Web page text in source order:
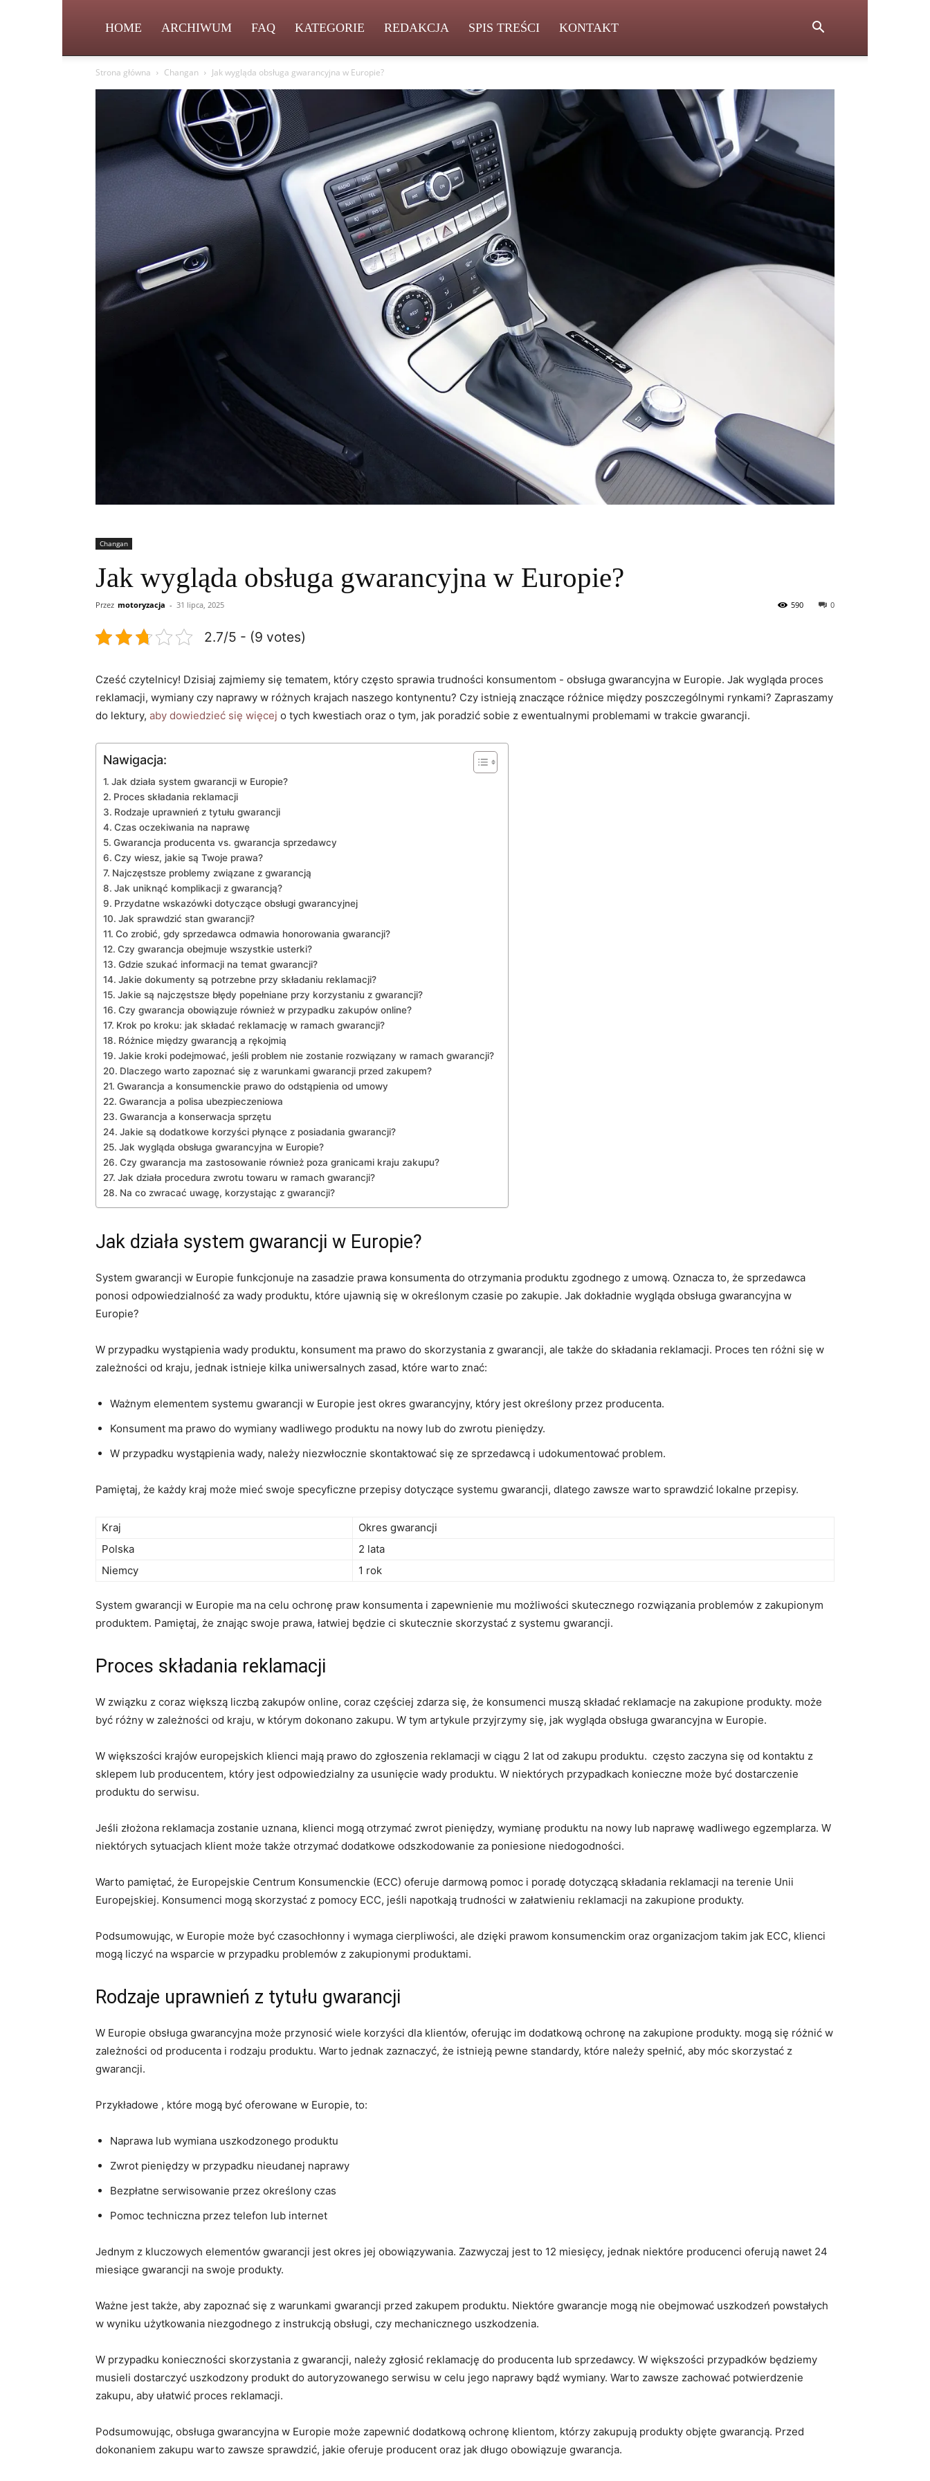
HOME ARCHIWUM FAQ KATEGORIE REDAKCJA SPIS TREŚCI KONTAKT
Strona główna Changan Jak wygląda obsługa gwarancyjna w Europie?
Changan
Jak wygląda obsługa gwarancyjna w Europie?
Przez motoryzacja - 31 lipca, 2025 0
590
2.7/5 - (9 votes)
Cześć czytelnicy! Dzisiaj zajmiemy się​ tematem, który często sprawia trudności⁣ konsumentom ‌- obsługa gwarancyjna w Europie. Jak wygląda proces ​
reklamacji, wymiany‌ czy naprawy w różnych krajach naszego kontynentu? Czy istnieją znaczące różnice między poszczególnymi rynkami? Zapraszamy
do lektury, aby dowiedzieć się więcej o tych kwestiach oraz o tym, jak poradzić sobie z ewentualnymi problemami ‌w trakcie gwarancji.
Nawigacja:
Jak działa system gwarancji ⁤w Europie?
Proces składania reklamacji
Rodzaje⁣ uprawnień z tytułu⁢ gwarancji
Czas oczekiwania na naprawę
Gwarancja ⁣producenta vs. gwarancja sprzedawcy
Czy wiesz, jakie są Twoje prawa?
Najczęstsze problemy związane z gwarancją
Jak uniknąć komplikacji z gwarancją?
Przydatne wskazówki dotyczące obsługi gwarancyjnej
Jak sprawdzić stan gwarancji?
Co zrobić, gdy sprzedawca odmawia honorowania gwarancji?
Czy gwarancja obejmuje wszystkie usterki?
Gdzie szukać informacji na temat gwarancji?
Jakie dokumenty są potrzebne przy składaniu reklamacji?
Jakie są najczęstsze błędy popełniane przy korzystaniu z gwarancji?
Czy gwarancja obowiązuje również w ⁢przypadku zakupów online?
Krok po kroku: jak składać ⁤reklamację w ramach gwarancji?
Różnice między gwarancją a rękojmią
Jakie kroki podejmować, jeśli problem nie zostanie ⁤rozwiązany w ramach gwarancji?
Dlaczego warto zapoznać się z warunkami gwarancji przed zakupem?
Gwarancja a konsumenckie prawo do odstąpienia od umowy
Gwarancja a polisa ubezpieczeniowa
Gwarancja a konserwacja sprzętu
Jakie są dodatkowe korzyści płynące z posiadania ⁤gwarancji?
Jak wygląda obsługa gwarancyjna w Europie?
Czy gwarancja⁤ ma zastosowanie również poza granicami kraju zakupu?
Jak działa ⁤procedura zwrotu towaru w ramach gwarancji?
Na co zwracać uwagę, korzystając z⁢ gwarancji?
Jak działa system gwarancji ⁤w Europie?
System gwarancji w Europie funkcjonuje⁣ na zasadzie prawa konsumenta do ‌otrzymania produktu zgodnego ⁢z umową. Oznacza to, że sprzedawca
ponosi odpowiedzialność za wady produktu,⁢ które ujawnią się w ⁤określonym czasie po zakupie. Jak dokładnie wygląda obsługa gwarancyjna w⁤
Europie?
W przypadku wystąpienia wady⁢ produktu, konsument ma ‌prawo do skorzystania z gwarancji, ale⁣ także do składania reklamacji.‌ Proces ten różni się w
zależności od kraju, jednak istnieje kilka uniwersalnych zasad, które warto znać:
Ważnym ​elementem ⁤systemu gwarancji w Europie jest okres gwarancyjny, który ⁣jest określony przez producenta.
Konsument ma prawo do⁣ wymiany wadliwego produktu na nowy lub do zwrotu pieniędzy.
W przypadku wystąpienia wady,⁤ należy niezwłocznie skontaktować się ze sprzedawcą i udokumentować problem.
Pamiętaj, że każdy kraj może mieć swoje specyficzne przepisy dotyczące systemu gwarancji, dlatego zawsze warto sprawdzić lokalne przepisy.
Kraj
Okres gwarancji
Polska
2 lata
Niemcy
1 rok
System gwarancji w Europie ma na celu ochronę praw konsumenta i​ zapewnienie mu możliwości skutecznego rozwiązania problemów z ‌zakupionym
produktem. Pamiętaj, że znając swoje prawa, łatwiej będzie ci skutecznie skorzystać z systemu gwarancji.
Proces składania reklamacji
W związku z coraz większą⁣ liczbą zakupów⁣ online, coraz częściej zdarza się, że konsumenci muszą składać reklamacje na zakupione produkty. może
być różny w zależności⁢ od kraju, w którym dokonano zakupu. W tym artykule przyjrzymy się, ⁣jak wygląda​ obsługa gwarancyjna w Europie.
W większości krajów europejskich ‍klienci​ mają prawo do zgłoszenia reklamacji w ciągu 2 lat od zakupu produktu. ⁣ często zaczyna ‌się od kontaktu z
sklepem lub ⁣producentem, który jest odpowiedzialny za usunięcie wady ​produktu. W niektórych przypadkach konieczne może ‍być dostarczenie
produktu do⁣ serwisu.
Jeśli złożona reklamacja zostanie uznana, klienci mogą otrzymać zwrot pieniędzy, wymianę produktu na nowy lub naprawę wadliwego egzemplarza. W
niektórych sytuacjach⁣ klient może także otrzymać⁢ dodatkowe odszkodowanie za poniesione niedogodności.
Warto pamiętać, że Europejskie Centrum Konsumenckie (ECC) oferuje darmową pomoc i poradę dotyczącą składania reklamacji na terenie Unii
Europejskiej. Konsumenci ⁢mogą skorzystać ⁤z ​pomocy ECC, jeśli napotkają trudności w załatwieniu reklamacji na zakupione produkty.
Podsumowując, ‌w Europie może być czasochłonny i wymaga‍ cierpliwości, ale​ dzięki prawom konsumenckim oraz organizacjom takim jak ECC, klienci
mogą liczyć ⁢na wsparcie w przypadku problemów z zakupionymi produktami.
Rodzaje⁣ uprawnień z tytułu⁢ gwarancji
W Europie obsługa gwarancyjna może przynosić wiele korzyści dla klientów, oferując im dodatkową ochronę na zakupione produkty. mogą się różnić w
zależności od producenta i rodzaju produktu. Warto jednak zaznaczyć, że istnieją pewne standardy, które należy ⁤spełnić, aby móc skorzystać z
gwarancji.
Przykładowe⁤ , które mogą być oferowane ‍w Europie, ⁤to:
Naprawa lub ⁣wymiana uszkodzonego ⁤produktu
Zwrot pieniędzy‍ w przypadku nieudanej naprawy
Bezpłatne ‌serwisowanie przez określony czas
Pomoc techniczna przez telefon ‌lub internet
Jednym z kluczowych elementów gwarancji jest okres jej obowiązywania. Zazwyczaj jest to⁣ 12 miesięcy, ‍jednak niektóre producenci oferują nawet 24
miesiące gwarancji ⁤na swoje produkty.
Ważne jest także, aby zapoznać się z warunkami gwarancji przed ‌zakupem ‍produktu. Niektóre gwarancje mogą nie obejmować uszkodzeń powstałych
w wyniku użytkowania niezgodnego z instrukcją obsługi, czy mechanicznego uszkodzenia.
W ‌przypadku konieczności skorzystania z gwarancji, należy zgłosić reklamację do producenta lub sprzedawcy. W większości przypadków będziemy
musieli dostarczyć uszkodzony produkt do ⁢autoryzowanego serwisu w celu jego naprawy bądź‌ wymiany. Warto zawsze zachować potwierdzenie ​
zakupu, aby ułatwić proces reklamacji.
Podsumowując, obsługa gwarancyjna w Europie może zapewnić dodatkową ochronę klientom, którzy zakupują produkty objęte gwarancją. ⁤Przed
dokonaniem zakupu warto zawsze ​sprawdzić, jakie oferuje ⁤producent oraz jak długo obowiązuje gwarancja.